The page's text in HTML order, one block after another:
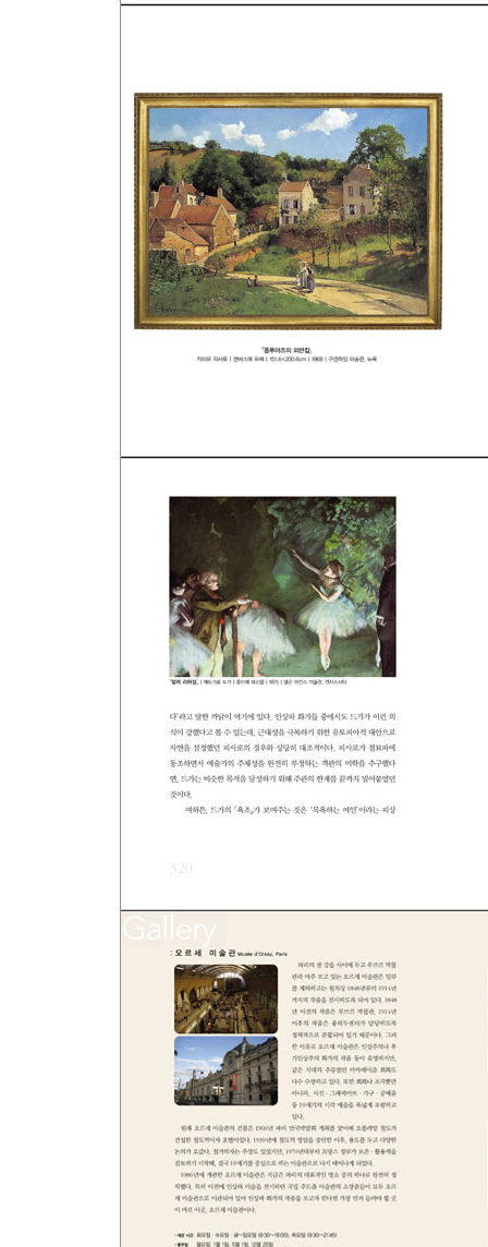
현대 추상화에 다리를 놓은 세잔의 예술
인상파 화가들의 그림을 볼 수 있는 주요 미술관